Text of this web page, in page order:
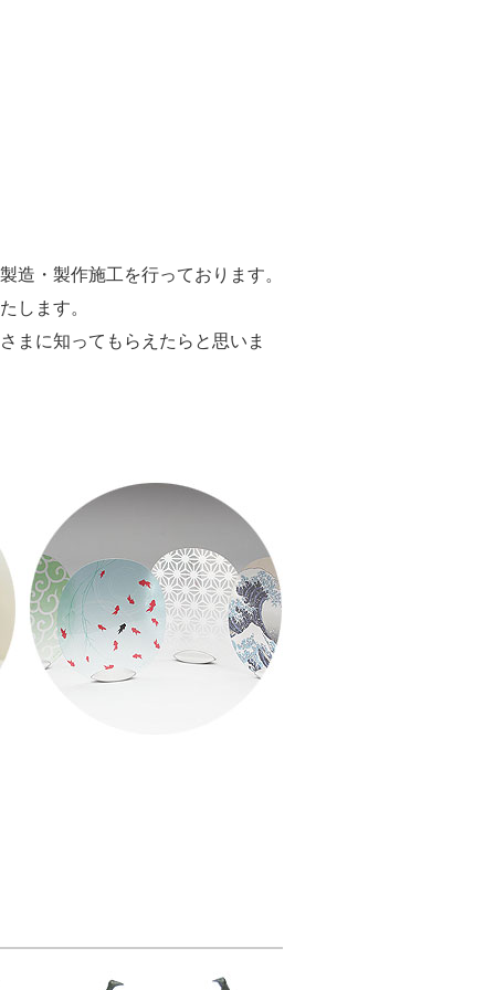
造・製作施工を行っております。
します。
まに知ってもらえたらと思いま